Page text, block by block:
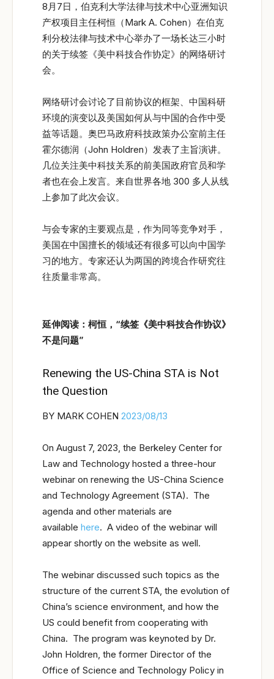
8月7日，伯克利大学法律与技术中心亚洲知识
产权项目主任柯恒（Mark A. Cohen）在伯克
利分校法律与技术中心举办了一场长达三小时
的关于续签《美中科技合作协定》的网络研讨
会。
网络研讨会讨论了目前协议的框架、中国科研
环境的演变以及美国如何从与中国的合作中受
益等话题。奥巴马政府科技政策办公室前主任
霍尔德润（John Holdren）发表了主旨演讲。
几位关注美中科技关系的前美国政府官员和学
者也在会上发言。来自世界各地 300 多人从线
上参加了此次会议。
与会专家的主要观点是，作为同等竞争对手，
美国在中国擅长的领域还有很多可以向中国学
习的地方。专家还认为两国的跨境合作研究往
往质量非常高。
延伸阅读：柯恒，“续签《美中科技合作协议》
不是问题”
Renewing the US-China STA is Not
the Question
BY MARK COHEN 2023/08/13
On August 7, 2023, the Berkeley Center for
Law and Technology hosted a three-hour
webinar on renewing the US-China Science
and Technology Agreement (STA). The
agenda and other materials are
available here. A video of the webinar will
appear shortly on the website as well.
The webinar discussed such topics as the
structure of the current STA, the evolution of
China’s science environment, and how the
US could benefit from cooperating with
China. The program was keynoted by Dr.
John Holdren, the former Director of the
Office of Science and Technology Policy in